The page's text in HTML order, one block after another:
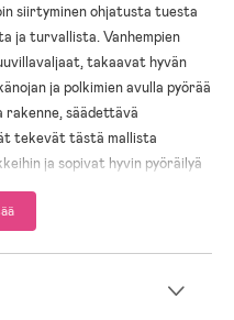
siirtyminen ohjatusta tuesta
ja turvallista. Vanhempien
takaavat hyvän
ja polkimien avulla pyörää
rakenne, säädettävä
tekevät tästä mallista
ja sopivat hyvin pyöräilyä
taitojen
harjoittelemaan pitoa,